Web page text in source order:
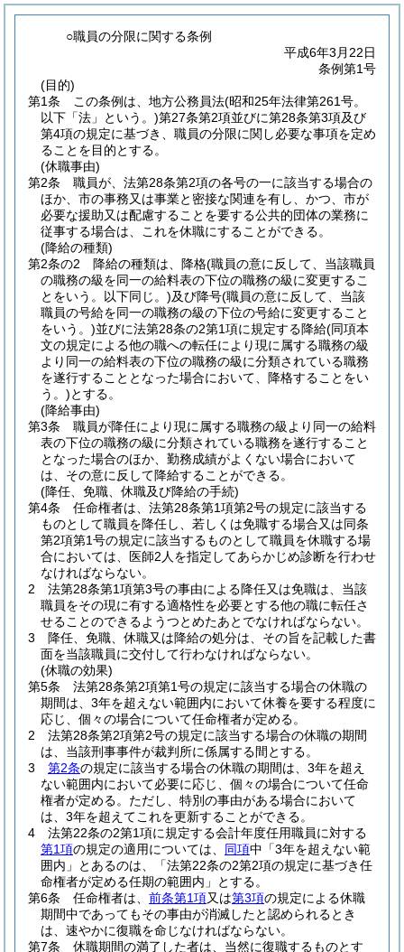
○職員の分限に関する条例
平成6年3月22日
条例第1号
(目的)
第1条
この条例は、地方公務員法(昭和25年法律第261号。
以下「法」という。)第27条第2項並びに第28条第3項及び
第4項の規定に基づき、職員の分限に関し必要な事項を定め
ることを目的とする。
(休職事由)
第2条
職員が、法第28条第2項の各号の一に該当する場合の
ほか、市の事務又は事業と密接な関連を有し、かつ、市が
必要な援助又は配慮することを要する公共的団体の業務に
従事する場合は、これを休職にすることができる。
(降給の種類)
第2条の2
降給の種類は、降格(職員の意に反して、当該職員
の職務の級を同一の給料表の下位の職務の級に変更するこ
とをいう。以下同じ。)及び降号(職員の意に反して、当該
職員の号給を同一の職務の級の下位の号給に変更すること
をいう。)並びに法第28条の2第1項に規定する降給(同項本
文の規定による他の職への転任により現に属する職務の級
より同一の給料表の下位の職務の級に分類されている職務
を遂行することとなった場合において、降格することをい
う。)とする。
(降給事由)
第3条
職員が降任により現に属する職務の級より同一の給料
表の下位の職務の級に分類されている職務を遂行すること
となった場合のほか、勤務成績がよくない場合において
は、その意に反して降給することができる。
(降任、免職、休職及び降給の手続)
第4条
任命権者は、法第28条第1項第2号の規定に該当する
ものとして職員を降任し、若しくは免職する場合又は同条
第2項第1号の規定に該当するものとして職員を休職する場
合においては、医師2人を指定してあらかじめ診断を行わせ
なければならない。
2
法第28条第1項第3号の事由による降任又は免職は、当該
職員をその現に有する適格性を必要とする他の職に転任さ
せることのできるようつとめたあとでなければならない。
3
降任、免職、休職又は降給の処分は、その旨を記載した書
面を当該職員に交付して行わなければならない。
(休職の効果)
第5条
法第28条第2項第1号の規定に該当する場合の休職の
期間は、3年を超えない範囲内において休養を要する程度に
応じ、個々の場合について任命権者が定める。
2
法第28条第2項第2号の規定に該当する場合の休職の期間
は、当該刑事事件が裁判所に係属する間とする。
3
第2条の規定に該当する場合の休職の期間は、3年を超え
ない範囲内において必要に応じ、個々の場合について任命
権者が定める。 ただし、特別の事由がある場合において
は、3年を超えてこれを更新することができる。
4
法第22条の2第1項に規定する会計年度任用職員に対する
第1項の規定の適用については、 同項中「3年を超えない範
囲内」とあるのは、「法第22条の2第2項の規定に基づき任
命権者が定める任期の範囲内」とする。
第6条
任命権者は、 前条第1項又は第3項の規定による休職
期間中であってもその事由が消滅したと認められるとき
は、速やかに復職を命じなければならない。
第7条
休職期間の満了した者は、当然に復職するものとす